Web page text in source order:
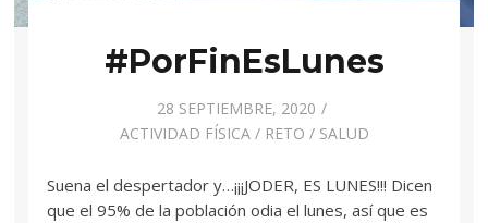
#PorFinEsLunes
28 SEPTIEMBRE, 2020
ACTIVIDAD FÍSICA/ RETO / SALUD
Suena el despertador y…¡¡¡JODER, ES LUNES!!! Dicen
que el 95% de la población odia el lunes, así que es